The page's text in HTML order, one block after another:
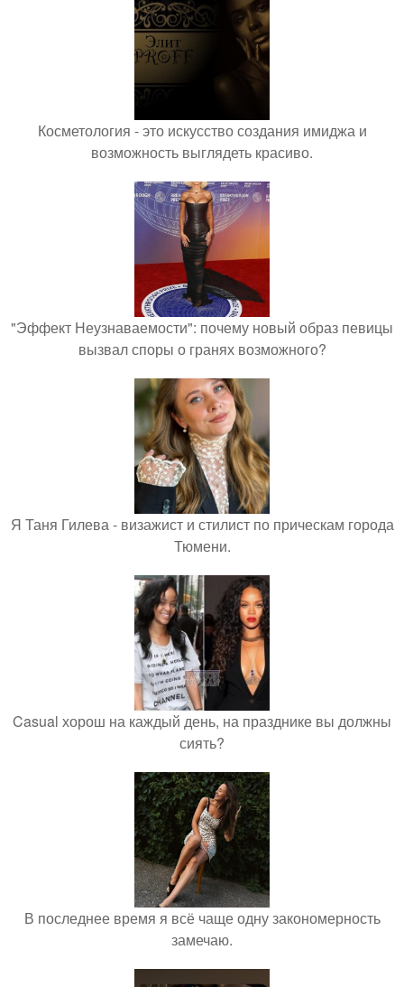
Косметология - это искусство создания имиджа и
возможность выглядеть красиво.
"Эффект Неузнаваемости": почему новый образ певицы
вызвал споры о гранях возможного?
Я Таня Гилева - визажист и стилист по прическам города
Тюмени.
Casual хорош на каждый день, на празднике вы должны
сиять?
В последнее время я всё чаще одну закономерность
замечаю.